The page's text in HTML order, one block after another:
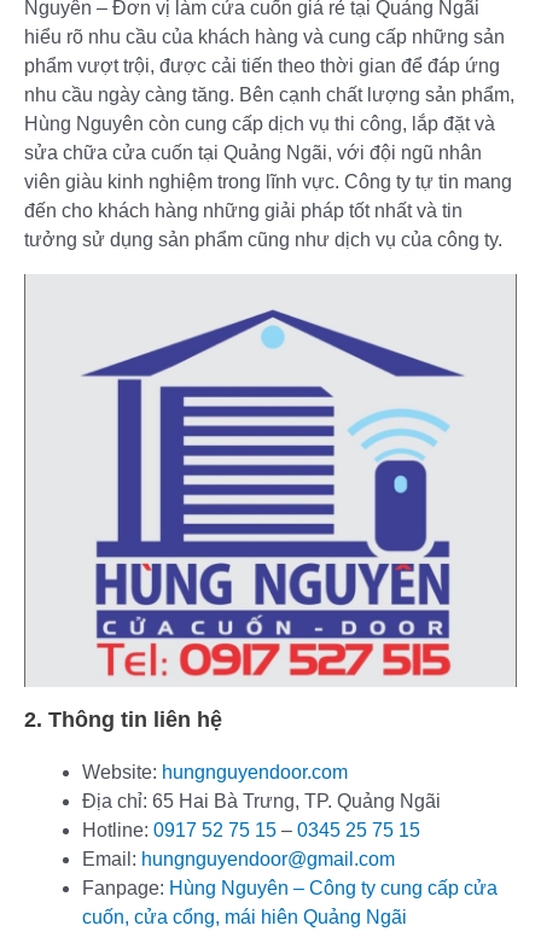
Nguyên – Đơn vị làm cửa cuốn giá rẻ tại Quảng Ngãi
hiểu rõ nhu cầu của khách hàng và cung cấp những sản
phẩm vượt trội, được cải tiến theo thời gian để đáp ứng
nhu cầu ngày càng tăng. Bên cạnh chất lượng sản phẩm,
Hùng Nguyên còn cung cấp dịch vụ thi công, lắp đặt và
sửa chữa cửa cuốn tại Quảng Ngãi, với đội ngũ nhân
viên giàu kinh nghiệm trong lĩnh vực. Công ty tự tin mang
đến cho khách hàng những giải pháp tốt nhất và tin
tưởng sử dụng sản phẩm cũng như dịch vụ của công ty.
2. Thông tin liên hệ
Website: hungnguyendoor.com
Địa chỉ: 65 Hai Bà Trưng, TP. Quảng Ngãi
Hotline: 0917 52 75 15 – 0345 25 75 15
Email: hungnguyendoor@gmail.com
Fanpage: Hùng Nguyên – Công ty cung cấp cửa
cuốn, cửa cổng, mái hiên Quảng Ngãi